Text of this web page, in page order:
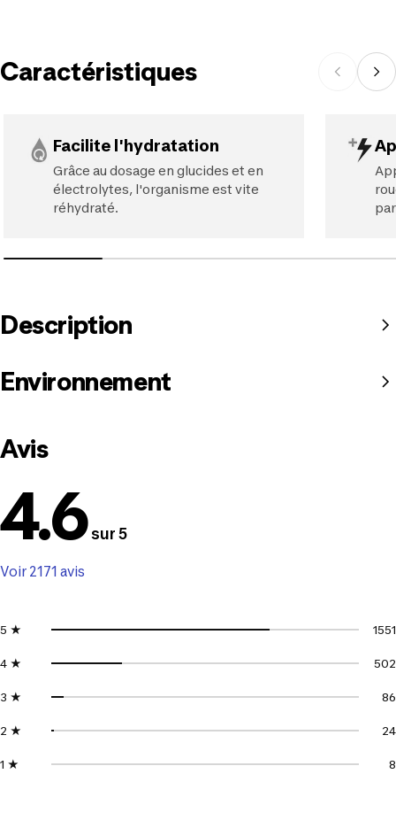
Caractéristiques
Facilite l'hydratation
Grâce au dosage en glucides et en
électrolytes, l'organisme est vite
réhydraté.
Description
Environnement
Avis
4.6 sur 5
Voir 2171 avis
5 ★ 1551
4 ★ 502
3 ★ 86
2 ★ 24
1 ★ 8